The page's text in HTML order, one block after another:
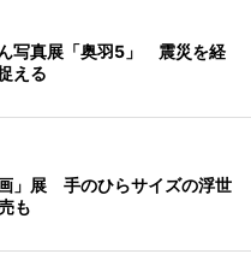
写真展「奥羽5」 震災を経
える
」展 手のひらサイズの浮世
も